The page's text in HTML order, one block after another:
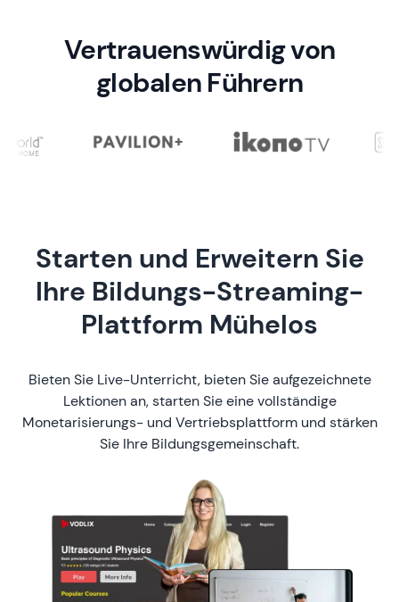
Vertrauenswürdig von
globalen Führern
Starten und Erweitern Sie
Ihre Bildungs-Streaming-
Plattform Mühelos
Bieten Sie Live-Unterricht, bieten Sie aufgezeichnete
Lektionen an, starten Sie eine vollständige
Monetarisierungs- und Vertriebsplattform und stärken
Sie Ihre Bildungsgemeinschaft.